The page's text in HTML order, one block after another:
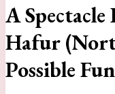
A
Hafur
Possible